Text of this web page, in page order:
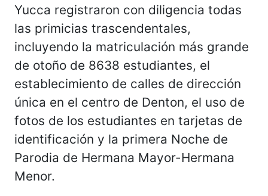
Yucca registraron con diligencia todas
las primicias trascendentales,
incluyendo la matriculación más grande
de otoño de 8638 estudiantes, el
establecimiento de calles de dirección
única en el centro de Denton, el uso de
fotos de los estudiantes en tarjetas de
identificación y la primera Noche de
Parodia de Hermana Mayor-Hermana
Menor.